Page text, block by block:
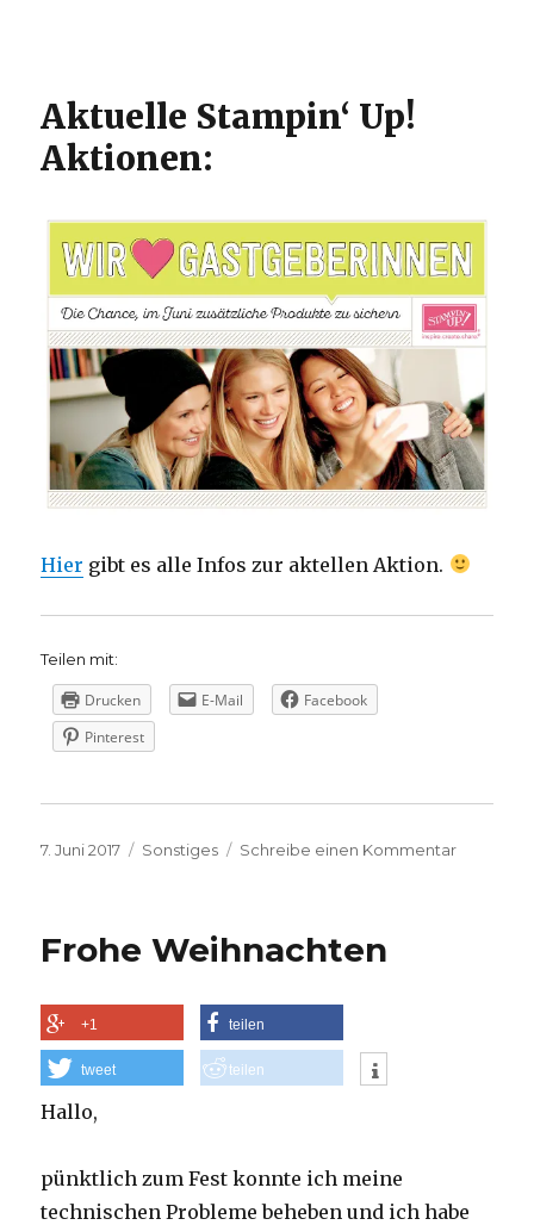
Aktuelle Stampin‘ Up!
Aktionen:
Hier gibt es alle Infos zur aktellen Aktion.
Teilen mit:
Drucken E-Mail
Facebook
Pinterest
Veröffentlicht
7. Juni 2017 Kategorien
Sonstiges Schreibe einen Kommentarzu
Frohe Weihnachten
+1 teilen
tweet teilen
Hallo,
pünktlich zum Fest konnte ich meine
technischen Probleme beheben und ich habe